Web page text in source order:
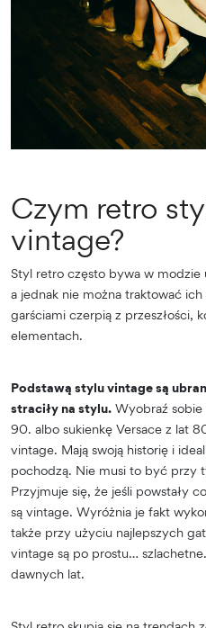
Czym retro
vintage?
Styl retro często bywa w modzie
a jednak nie można traktować
garściami czerpią z przeszłości,
elementach.
Podstawą stylu vintage są
straciły na stylu. Wyobraź sobie
90. albo sukienkę Versace z lat
vintage. Mają swoją historię i
pochodzą. Nie musi to być przy
Przyjmuje się, że jeśli powstały
są vintage. Wyróżnia je fakt
także przy użyciu najlepszych
vintage są po prostu…
dawnych lat.